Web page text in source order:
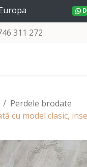
311 272
Perdele brodate
cu model clasic,